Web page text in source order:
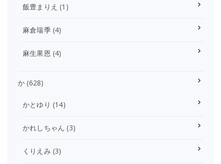
飯豊まりえ (1)
麻倉瑞季(4)
麻生果恩 (4)
か (628)
かとゆり (14)
かれしちゃん (3)
くりえみ (3)